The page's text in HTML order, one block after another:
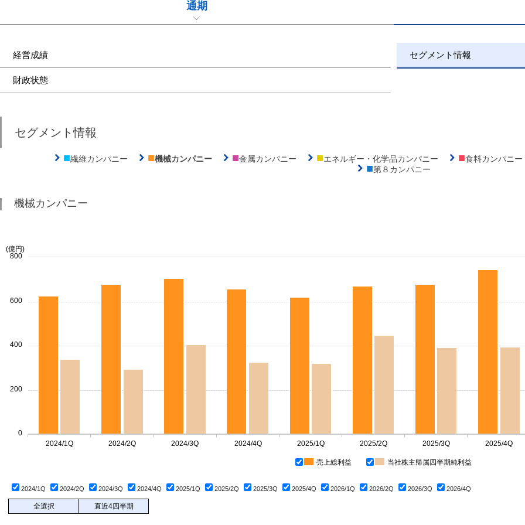
通期
経営成績
財政状態
セグメント情報
セグメント情報
■繊維カンパニー ■機械カンパニー ■金属カンパニー ■エネルギー・化学品カンパニー ■食料カンパニー
■第８カンパニー
機械カンパニー
(億円)
売上総利益 当社株主帰属四半期純利益
2024/1Q 2024/2Q 2024/3Q 2024/4Q 2025/1Q 2025/2Q 2025/3Q 2025/4Q
0
200
400
600
800
2024/1Q 2024/2Q 2024/3Q 2024/4Q 2025/1Q 2025/2Q 2025/3Q 2025/4Q 2026/1Q 2026/2Q 2026/3Q 2026/4Q